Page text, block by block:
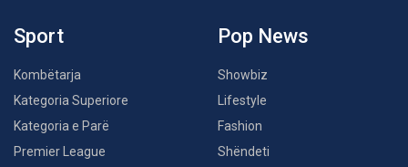
Sport
Kombëtarja
Kategoria Superiore
Kategoria e Parë
Premier League
Pop News
Showbiz
Lifestyle
Fashion
Shëndeti